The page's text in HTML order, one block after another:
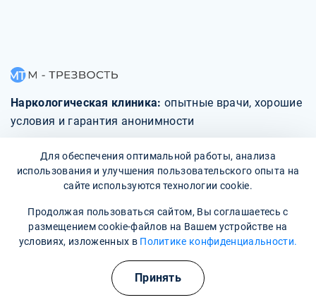
Наркологическая клиника: опытные врачи, хорошие
условия и гарантия анонимности
Свяжитесь с нами
О клинике
Фотогалерея
Для обеспечения оптимальной работы, анализа
использования и улучшения пользовательского опыта на
сайте используются технологии cookie.
Продолжая пользоваться сайтом, Вы соглашаетесь с
размещением cookie-файлов на Вашем устройстве на
условиях, изложенных в Политике конфиденциальности.
Принять